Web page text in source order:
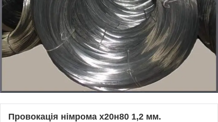
Провокація німрома x20н80 1,2 мм.